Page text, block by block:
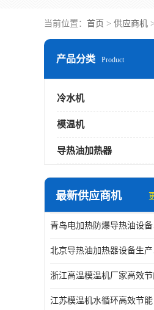
当前位置： 首页 > 供应商机 >
产品分类 Product
冷水机
模温机
导热油加热器
最新供应商机
青
北
浙江高温模温机厂家高效
江苏模温机水循环高效节能